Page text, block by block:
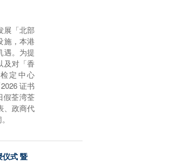
展「北部
施，本港
遇。为提
及对「香
定中心
证书
假荃湾荃
、政商代
仪式 暨